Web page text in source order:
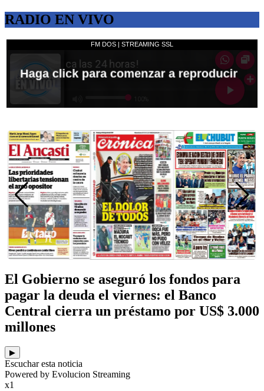
RADIO EN VIVO
El Gobierno se aseguró los fondos para
pagar la deuda el viernes: el Banco
Central cierra un préstamo por US$ 3.000
millones
▶
Escuchar esta noticia
Powered by Evolucion Streaming
x1